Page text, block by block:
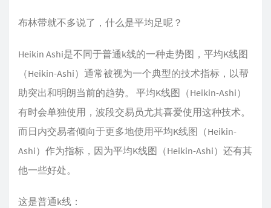
布林带就不多说了，什么是平均足呢？
Heikin Ashi是不同于普通k线的一种走势图，平均K线图
（Heikin-Ashi）通常被视为一个典型的技术指标，以帮
助突出和明朗当前的趋势。 平均K线图（Heikin-Ashi）
有时会单独使用，波段交易员尤其喜爱使用这种技术。
而日内交易者倾向于更多地使用平均K线图（Heikin-
Ashi）作为指标，因为平均K线图（Heikin-Ashi）还有其
他一些好处。
这是普通k线：